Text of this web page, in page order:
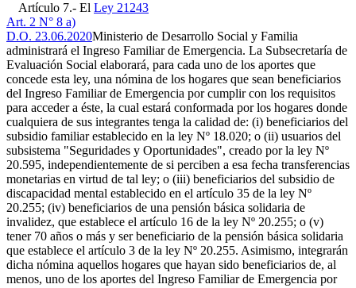
Artículo 7.- El Ley 21243
Art. 2 N° 8 a)
D.O. 23.06.2020Ministerio de Desarrollo Social y Familia
administrará el Ingreso Familiar de Emergencia. La Subsecretaría de
Evaluación Social elaborará, para cada uno de los aportes que
concede esta ley, una nómina de los hogares que sean beneficiarios
del Ingreso Familiar de Emergencia por cumplir con los requisitos
para acceder a éste, la cual estará conformada por los hogares donde
cualquiera de sus integrantes tenga la calidad de: (i) beneficiarios del
subsidio familiar establecido en la ley Nº 18.020; o (ii) usuarios del
subsistema "Seguridades y Oportunidades", creado por la ley Nº
20.595, independientemente de si perciben a esa fecha transferencias
monetarias en virtud de tal ley; o (iii) beneficiarios del subsidio de
discapacidad mental establecido en el artículo 35 de la ley Nº
20.255; (iv) beneficiarios de una pensión básica solidaria de
invalidez, que establece el artículo 16 de la ley Nº 20.255; o (v)
tener 70 años o más y ser beneficiario de la pensión básica solidaria
que establece el artículo 3 de la ley Nº 20.255. Asimismo, integrarán
dicha nómina aquellos hogares que hayan sido beneficiarios de, al
menos, uno de los aportes del Ingreso Familiar de Emergencia por